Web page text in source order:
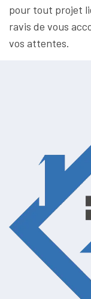
pour tout projet
ravis de vous
vos attentes.